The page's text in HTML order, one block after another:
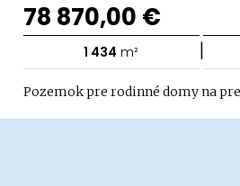
78 870,00 €
1 434 m² |
Pozemok pre rodinné domy na